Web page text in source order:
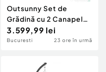
Outsunny Set de
Grădină cu 2 Canapele,
Colțar și Măsuță cu Blat
cu Dungi, Gri
3.599,99 lei
Bucuresti 23 ore în urmă